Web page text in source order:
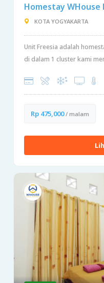
Homestay WHouse
KOTA YOGYAKARTA
Unit Freesia adalah
di dalam 1 cluster kami
Rp 475,000/ malam